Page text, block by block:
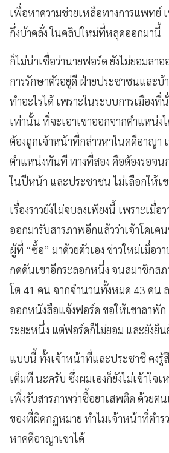
เพื่อหาความช่วยเหลือทางการแพทย์
กึ่งบ้าคลั่ง ในคลิปใหม่ที่หลุดออกมานี้
ก็ไม่น่าเชื่อว่านายฟอร์ด ยังไม่ยอมลา
การรักษาตัวอยู่ดี ฝ่ายประชาชนและบ้
ทำอะไรได้ เพราะในระบบการเมือง
เท่านั้น ที่จะเอาเขาออกจากตำแหน่ง
ต้องถูกเจ้าหน้าที่กล่าวหาในคดีอาญา
ตำแหน่งทันที ทางที่สอง คือต้องรอจนก
ในปีหน้า และประชาชน ไม่เลือกให้เ
เรื่องราวยังไม่จบลงเพียงนี้ เพราะเมื่
ออกมารับสารภาพอีกแล้วว่าเจ้าโคเ
ผู้ที่ “ซื้อ” มาด้วยตัวเอง ข่าวใหม่เมื่อ
กดดันเขาอีกระลอกหนึ่ง จนสมาชิกส
โต 41 คน จากจำนวนทั้งหมด 43 คน
ออกหนังสือแจ้งฟอร์ด ขอให้เขาลาพั
ระยะหนึ่ง แต่ฟอร์ดก็ไม่ยอม และยังยืน
แบบนี้ ทั้งเจ้าหน้าที่และประชาชี คงรู้
เต็มที นะครับ ซึ่งผมเองก็ยังไม่เข้าใจ
เพิ่งรับสารภาพว่าซื้อยาเสพติด ด้วยต
ของที่ผิดกฎหมาย ทำไมเจ้าหน้าที่ตำร
หาคดีอาญาเขาได้